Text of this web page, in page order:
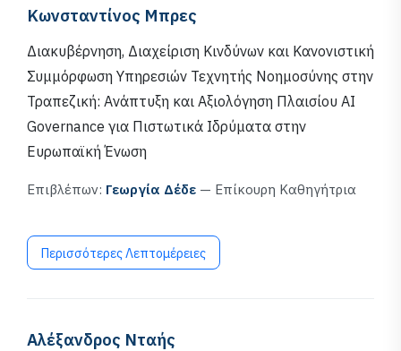
Κωνσταντίνος Μπρες
Διακυβέρνηση, Διαχείριση Κινδύνων και Κανονιστική
Συμμόρφωση Υπηρεσιών Τεχνητής Νοημοσύνης στην
Τραπεζική: Ανάπτυξη και Αξιολόγηση Πλαισίου AI
Governance για Πιστωτικά Ιδρύματα στην
Ευρωπαϊκή Ένωση
Επιβλέπων: Γεωργία Δέδε — Επίκουρη Καθηγήτρια
Περισσότερες Λεπτομέρειες
Αλέξανδρος Νταής